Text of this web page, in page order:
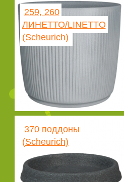
259, 260
ЛИНЕТТО/LINETTO
(Scheurich)
370 поддоны
(Scheurich)